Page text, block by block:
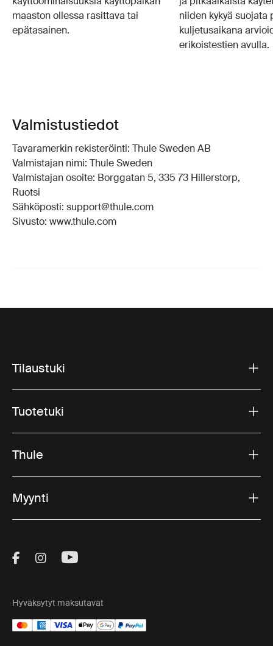
maaston ollessa rasittava tai
epätasainen.
niiden kykyä suojata
kuljetusaikana
erikoistestien avulla.
Valmistustiedot
Tavaramerkin rekisteröinti: Thule Sweden AB
Valmistajan nimi: Thule Sweden
Valmistajan osoite: Borggatan 5, 335 73 Hillerstorp,
Ruotsi
Sähköposti: support@thule.com
Sivusto: www.thule.com
Tilaustuki
Tuotetuki
Thule
Myynti
Visit Thule on Facebook (external link)
Visit Thule on Instagram (external link)
Visit Thule on Youtube (external
Hyväksytyt maksutavat